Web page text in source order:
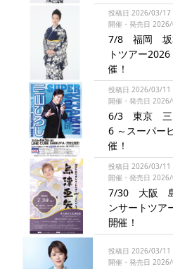
投稿日 2026/03/17
開催・発売日
7/8 福岡 坂
トツアー
催！
投稿日 2026/03/11
開催・発売日
6/3 東京 三
6 ～スーパー
催！
投稿日 2026/03/11
開催・発売日
7/30 大阪
ンサートツ
開催！
投稿日 2026/03/11
開催・発売日